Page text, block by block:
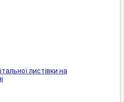
листівки на